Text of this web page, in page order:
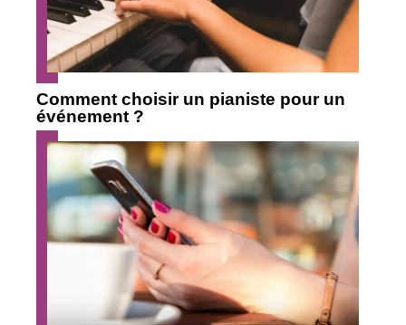
Comment choisir un pianiste pour un
événement ?